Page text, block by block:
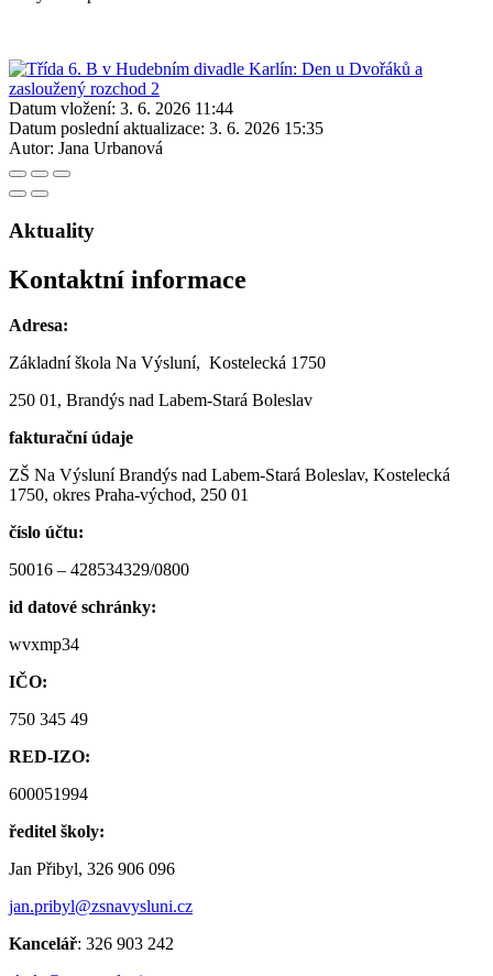
Datum vložení: 3. 6. 2026 11:44
Datum poslední aktualizace: 3. 6. 2026 15:35
Autor: Jana Urbanová
Aktuality
Kontaktní informace
Adresa:
Základní škola Na Výsluní, Kostelecká 1750
250 01, Brandýs nad Labem-Stará Boleslav
fakturační údaje
ZŠ Na Výsluní Brandýs nad Labem-Stará Boleslav, Kostelecká
1750, okres Praha-východ, 250 01
číslo účtu:
50016 – 428534329/0800
id datové schránky:
wvxmp34
IČO:
750 345 49
RED-IZO:
600051994
ředitel školy:
Jan Přibyl, 326 906 096
jan.pribyl@zsnavysluni.cz
Kancelář: 326 903 242